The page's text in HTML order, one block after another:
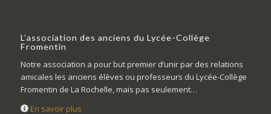
L’association des anciens du Lycée-Collège
Fromentin
Notre association a pour but premier d’unir par des relations
amicales les anciens élèves ou professeurs du Lycée-Collège
Fromentin de La Rochelle, mais pas seulement…
En savoir plus